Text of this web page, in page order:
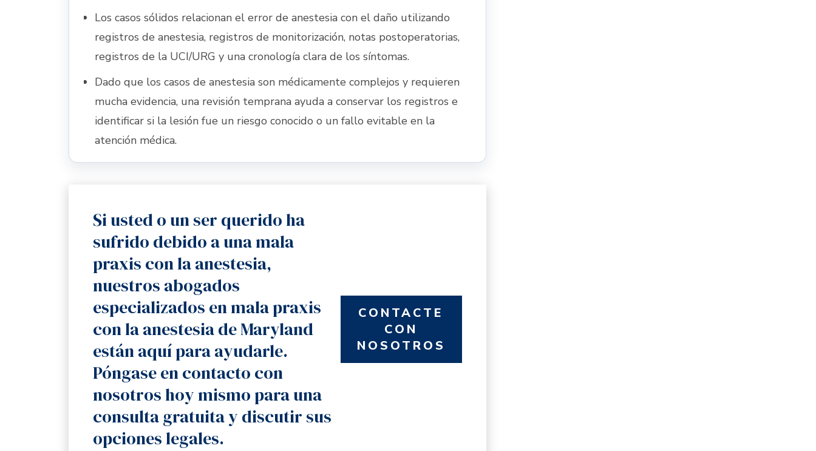
Los casos sólidos relacionan el error de anestesia con el daño utilizando
registros de anestesia, registros de monitorización, notas postoperatorias,
registros de la UCI/URG y una cronología clara de los síntomas.
Dado que los casos de anestesia son médicamente complejos y requieren
mucha evidencia, una revisión temprana ayuda a conservar los registros e
identificar si la lesión fue un riesgo conocido o un fallo evitable en la
atención médica.
Si usted o un ser querido ha
sufrido debido a una mala
praxis con la anestesia,
nuestros abogados
especializados en mala praxis
con la anestesia de Maryland
están aquí para ayudarle.
Póngase en contacto con
nosotros hoy mismo para una
consulta gratuita y discutir sus
opciones legales.
CONTACTE
CON
NOSOTROS